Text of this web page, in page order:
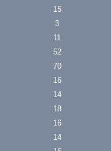
15
3
11
52
70
16
14
18
16
14